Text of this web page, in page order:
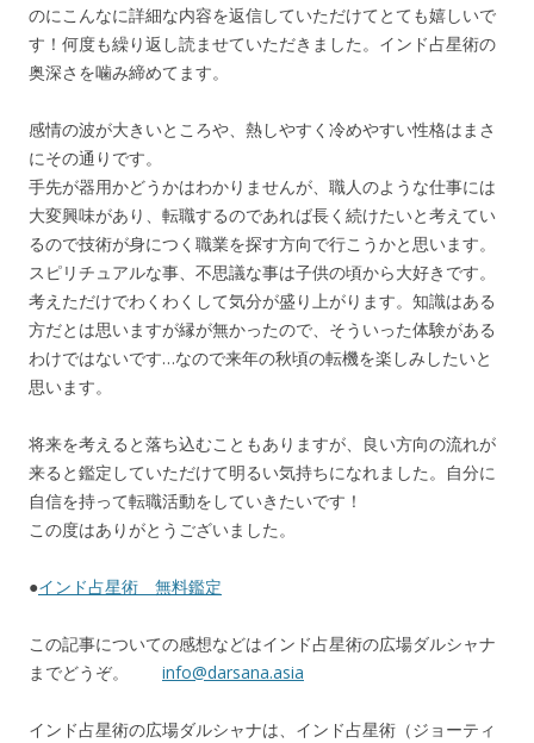
のにこんなに詳細な内容を返信していただけてとても嬉しいで
す！何度も繰り返し読ませていただきました。インド占星術の
奥深さを噛み締めてます。
感情の波が大きいところや、熱しやすく冷めやすい性格はまさ
にその通りです。
手先が器用かどうかはわかりませんが、職人のような仕事には
大変興味があり、転職するのであれば長く続けたいと考えてい
るので技術が身につく職業を探す方向で行こうかと思います。
スピリチュアルな事、不思議な事は子供の頃から大好きです。
考えただけでわくわくして気分が盛り上がります。知識はある
方だとは思いますが縁が無かったので、そういった体験がある
わけではないです…なので来年の秋頃の転機を楽しみしたいと
思います。
将来を考えると落ち込むこともありますが、良い方向の流れが
来ると鑑定していただけて明るい気持ちになれました。自分に
自信を持って転職活動をしていきたいです！
この度はありがとうございました。
●インド占星術 無料鑑定
この記事についての感想などはインド占星術の広場ダルシャナ
までどうぞ。 info@darsana.asia
インド占星術の広場ダルシャナは、インド占星術（ジョーティ